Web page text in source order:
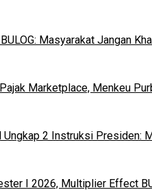
Masyarakat Jangan
Marketplace, Menkeu
Ungkap 2 Instruksi Presiden:
I 2026, Multiplier Effect